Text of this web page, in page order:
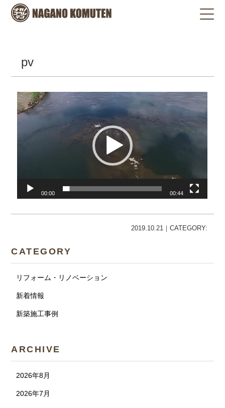
pv
動
画
レ
ー
00:00 00:44
2019.10.21｜CATEGORY:
CATEGORY
リフォーム・リノベーション
新着情報
新築施工事例
ARCHIVE
2026年8月
2026年7月